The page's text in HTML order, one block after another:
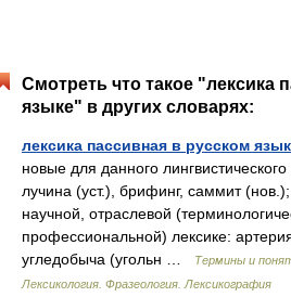
Смотреть что такое "лексика
языке" в других словарях:
лексика пассивная в русском
новые для данного
лучина (уст.), брифинг, саммит
научной, отраслевой
профессиональной) лексике:
угледобыча (угольн …
Термины и
Лексикология. Фразеология. Лексикография